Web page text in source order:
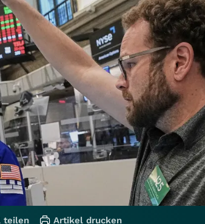
teilen Artikel drucken